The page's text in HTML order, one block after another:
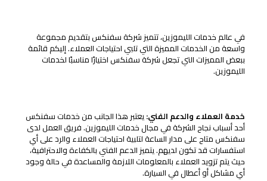
في عالم خدمات الليموزين، تتميز شركة سفنكس بتقديم مجموعة
واسعة من الخدمات المميزة التي تلبي احتياجات العملاء. إليكم قائمة
ببعض المميزات التي تجعل شركة سفنكس اختيارًا مناسبًا لخدمات
الليموزين.
خدمة العملاء والدعم الفني:يعتبر هذا الجانب من خدمات سفنكس
أحد أسباب نجاح الشركة في مجال خدمات الليموزين. فريق العمل لدى
سفنكس متاح على مدار الساعة لتلبية احتياجات العملاء والرد على أي
استفسارات قد تكون لديهم. يتميز الدعم الفني بالكفاءة والاحترافية،
حيث يتم تزويد العملاء بالمعلومات اللازمة والمساعدة في حالة وجود
أي مشاكل أو أعطال في السيارة.